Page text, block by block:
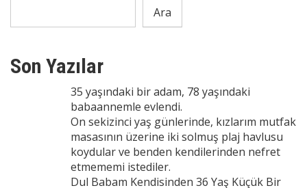
Ara
Son Yazılar
35 yaşındaki bir adam, 78 yaşındaki
babaannemle evlendi.
On sekizinci yaş günlerinde, kızlarım mutfak
masasının üzerine iki solmuş plaj havlusu
koydular ve benden kendilerinden nefret
etmememi istediler.
Dul Babam Kendisinden 36 Yaş Küçük Bir